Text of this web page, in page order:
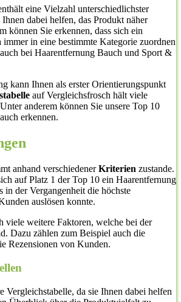
eine Vielzahl unterschiedlichster
dabei helfen, das Produkt näher
können Sie erkennen, dass sich ein
in eine bestimmte Kategorie zuordnen
bei Haarentfernung Bauch und Sport &
kann Ihnen als erster Orientierungspunkt
auf Vergleichsfrosch hält viele
anderem können Sie unsere Top 10
erkennen.
anhand verschiedenerKriterien zustande.
auf Platz 1 der Top 10 ein Haarentfernung
in der Vergangenheit die höchste
auslösen konnte.
viele weitere Faktoren, welche bei der
Dazu zählen zum Beispiel auch die
Rezensionen von Kunden.
Vergleichstabelle, da sie Ihnen dabei helfen